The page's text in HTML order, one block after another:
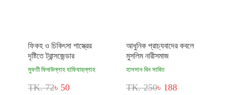
ফিকহ ও চিকিৎসা শাস্ত্রের
দৃষ্টিতে ট্রান্সজেন্ডার
মুফতী ফিদাউল্লাহ হাফিযাহুল্লাহ
TK. 72৳ 50
আধুনিক প্রাচ্যবাদের কবলে
মুসলিম নারীসমাজ
হাসসান বিন সাবিত
TK. 250৳ 188